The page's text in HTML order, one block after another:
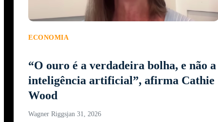
ECONOMIA
“O ouro é a verdadeira bolha, e não a
inteligência artificial”, afirma Cathie
Wood
Wagner Riggsjan 31, 2026